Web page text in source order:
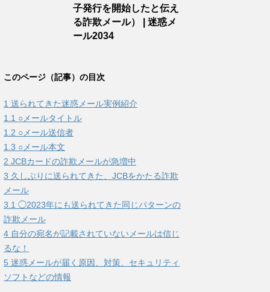
子発行を開始したと伝え
る詐欺メール） | 迷惑メ
ール2034
このページ（記事）の目次
1 送られてきた迷惑メール実例紹介
1.1 ○メールタイトル
1.2 ○メール送信者
1.3 ○メール本文
2 JCBカードの詐欺メールが急増中
3 久しぶりに送られてきた、JCBをかたる詐欺
メール
3.1 ◯2023年にも送られてきた同じパターンの
詐欺メール
4 自分の宛名が記載されていないメールは信じ
るな！
5 迷惑メールが届く原因、対策、セキュリティ
ソフトなどの情報